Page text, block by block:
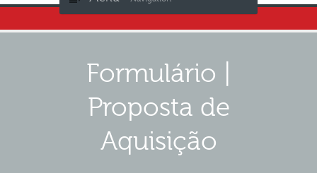
Formulário |
Proposta de
Aquisição